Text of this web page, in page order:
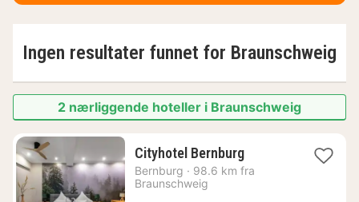
Ingen resultater funnet for Braunschweig
2 nærliggende hoteller i Braunschweig
Cityhotel Bernburg1
natt
Bernburg · 98.6 km fra
Braunschweig